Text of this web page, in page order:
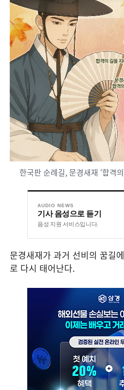
한국판 순례길, 문경새재 ‘합격
AUDIO NEWS
기사 음성으로 듣기
음성 지원 서비스입니다.
문경새재가 과거 선비의 꿈길
로 다시 태어난다.